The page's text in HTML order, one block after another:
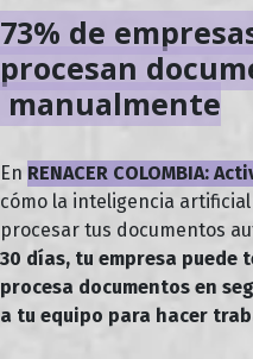
73% de
procesan
manualmente
En RENACER COLOMBIA:
cómo la inteligencia
procesar tus documentos
30 días, tu empresa puede
procesa documentos en
a tu equipo para hacer